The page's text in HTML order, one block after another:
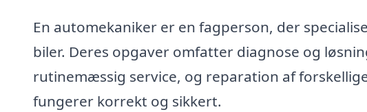
En automekaniker er en fagperson, der
biler. Deres opgaver omfatter diagnose og
rutinemæssig service, og reparation af
fungerer korrekt og sikkert.